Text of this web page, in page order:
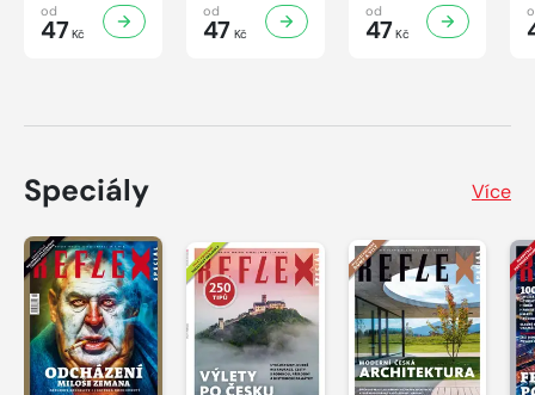
od
47 Kč
od
47 Kč
od
47Kč
Speciály Více